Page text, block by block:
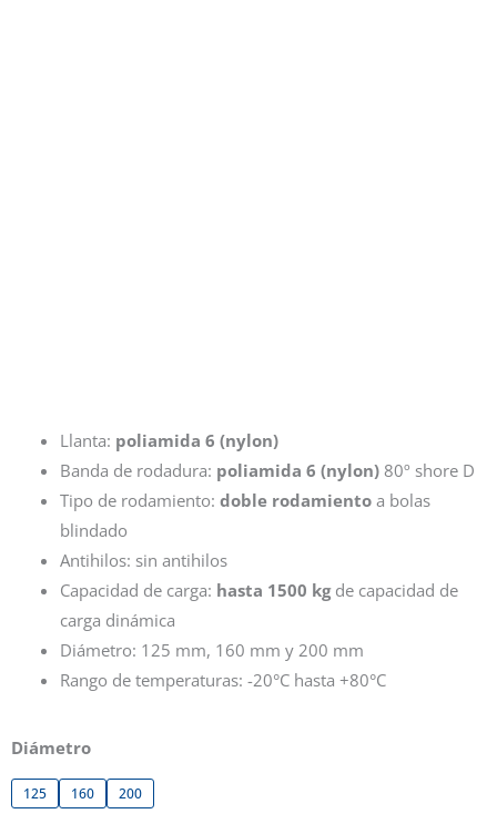
Llanta: poliamida 6 (nylon)
Banda de rodadura: poliamida 6 (nylon)80º shore D
Tipo de rodamiento: doble rodamientoa bolas
blindado
Antihilos: sin antihilos
Capacidad de carga: hasta 1500 kgde capacidad de
carga dinámica
Diámetro: 125 mm, 160 mm y 200 mm
Rango de temperaturas: -20°C hasta +80°C
Diámetro
125 160 200